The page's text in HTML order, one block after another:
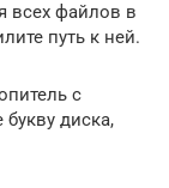
всех файлов в
путь к ней.
с
диска,